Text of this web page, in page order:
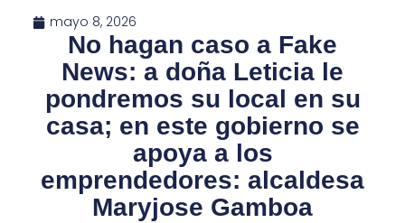
mayo 8, 2026
No hagan caso a Fake
News: a doña Leticia le
pondremos su local en su
casa; en este gobierno se
apoya a los
emprendedores: alcaldesa
Maryjose Gamboa